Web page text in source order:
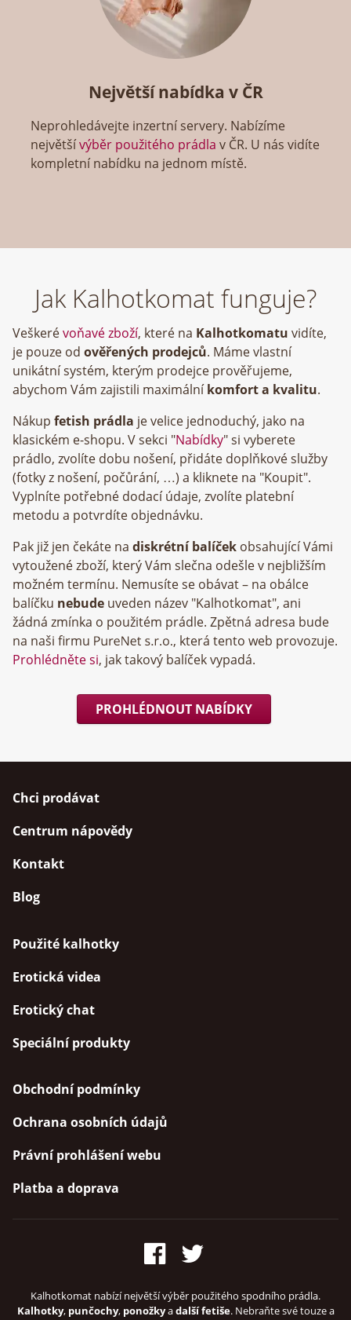
Největší nabídka v ČR
Neprohledávejte inzertní servery. Nabízíme
největšívýběr použitého prádla v ČR. U nás vidíte
kompletní nabídku na jednom místě.
Jak Kalhotkomat funguje?
Veškerévoňavé zboží, které na Kalhotkomatu vidíte,
je pouze od ověřených prodejců. Máme vlastní
unikátní systém, kterým prodejce prověřujeme,
abychom Vám zajistili maximálníkomfort a kvalitu.
Nákup fetish prádla je velice jednoduchý, jako na
klasickém e-shopu. V sekci "Nabídky" si vyberete
prádlo, zvolíte dobu nošení, přidáte doplňkové služby
(fotky z nošení, počůrání, …) a kliknete na "Koupit".
Vyplníte potřebné dodací údaje, zvolíte platební
metodu a potvrdíte objednávku.
Pak již jen čekáte na diskrétní balíček obsahující Vámi
vytoužené zboží, který Vám slečna odešle v nejbližším
možném termínu. Nemusíte se obávat – na obálce
balíčku nebude uveden název "Kalhotkomat", ani
žádná zmínka o použitém prádle. Zpětná adresa bude
na naši firmu
, která tento web provozuje.
Prohlédněte si, jak takový balíček vypadá.
PROHLÉDNOUT NABÍDKY
Chci prodávat
Centrum nápovědy
Kontakt
Blog
Použité kalhotky
Erotická videa
Erotický chat
Speciální produkty
Obchodní podmínky
Ochrana osobních údajů
Právní prohlášení webu
Platba a doprava
Kalhotkomat nabízí největší výběr použitého spodního prádla.
Kalhotky, punčochy, ponožkyadalší fetiše. Nebraňte své touze a